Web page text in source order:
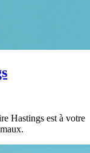
Hastings est à votre